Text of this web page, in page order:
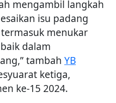
mengambil langkah
isu padang
menukar
dalam
tambah YB
ketiga,
ke-15 2024.